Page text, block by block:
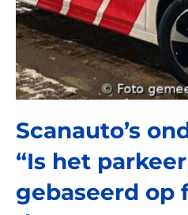
Scanauto’s
“Is het
gebaseerd op